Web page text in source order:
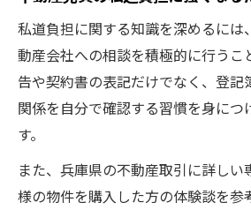
は
私道負担に関する知識を深めるには
動産会社への相談を積極的に行うこ
告や契約書の表記だけでなく、登記
関係を自分で確認する習慣を身につ
す。
また、兵庫県の不動産取引に詳しい
様の物件を購入した方の体験談を参